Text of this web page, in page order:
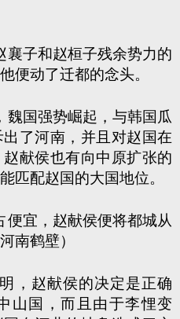
襄子和赵桓子残余势力的
便动了迁都的念头。
魏国强势崛起，与韩国瓜
了河南，并且对赵国在
献侯也有向中原扩张的
匹配赵国的大国地位。
便宜，赵献侯便将都城从
南鹤壁）
，赵献侯的决定是正确
山国，而且由于李悝变